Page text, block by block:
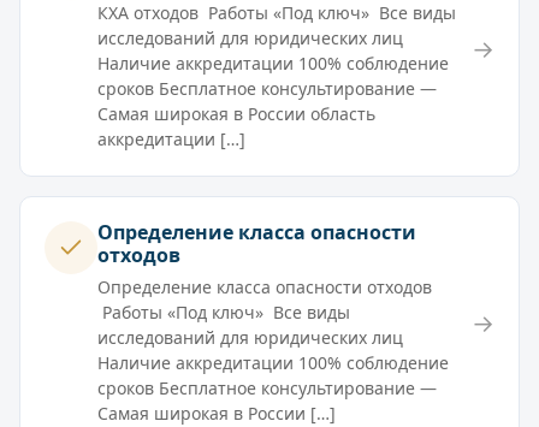
КХА отходов Работы «Под ключ» Все виды
исследований для юридических лиц
Наличие аккредитации 100% соблюдение
сроков Бесплатное консультирование —
Самая широкая в России область
аккредитации […]
→
Определение класса опасности
отходов
Определение класса опасности отходов
Работы «Под ключ» Все виды
исследований для юридических лиц
Наличие аккредитации 100% соблюдение
сроков Бесплатное консультирование —
Самая широкая в России […]
→